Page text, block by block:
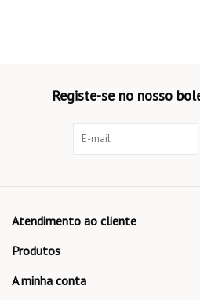
Registe-se no nosso
Atendimento ao cliente
Produtos
A minha conta